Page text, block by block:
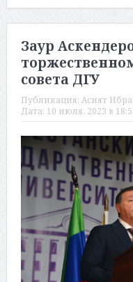
Заур
совета ДГУ
Публикация: Асият
Дата: 10 июля, 2023 в